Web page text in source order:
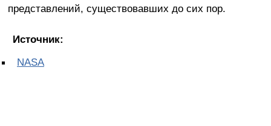
представлений, существовавших до сих пор.
Источник:
NASA